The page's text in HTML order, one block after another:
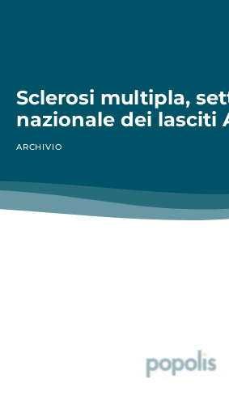
Sclerosi multipla,
nazionale dei lasciti
ARCHIVIO